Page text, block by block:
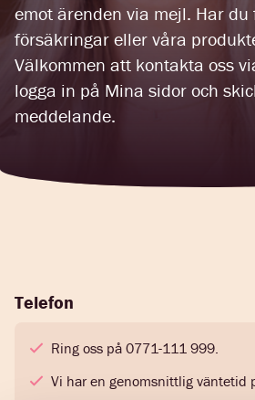
emot ärenden via mejl. Har
försäkringar eller våra
Välkommen att kontakta oss
logga in på Mina sidor och
meddelande.
Telefon
Ring oss på 0771-111 999.
Vi har en genomsnittlig väntetid